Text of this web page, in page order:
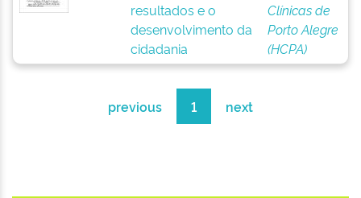
resultados e o
desenvolvimento da
cidadania
Clínicas de
Porto Alegre
(HCPA)
previous 1 next